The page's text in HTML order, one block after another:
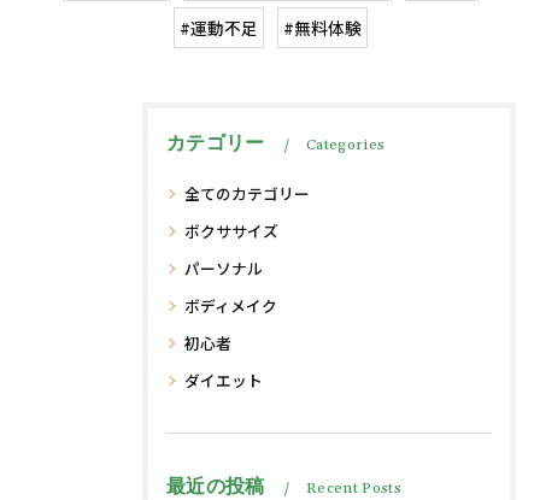
#運動不足
#無料体験
カテゴリー Categories
全てのカテゴリー
ボクササイズ
パーソナル
ボディメイク
初心者
ダイエット
最近の投稿 Recent Posts